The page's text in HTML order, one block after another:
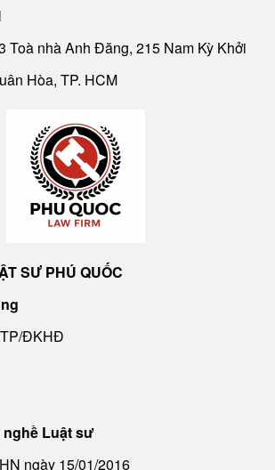
Toà nhà Anh Đăng, 215 Nam Kỳ Khởi
Hòa, TP. HCM
SƯ PHÚ QUỐC
ĐKHĐ
Luật sư
ngày 15/01/2016